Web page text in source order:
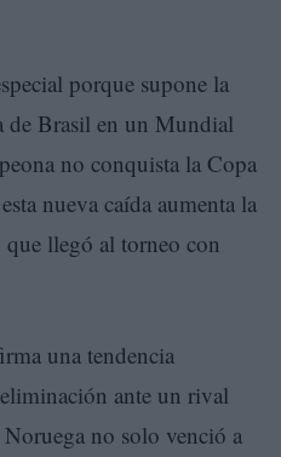
porque supone la
de Brasil en un Mundial
no conquista la Copa
nueva caída aumenta la
llegó al torneo con
una tendencia
ante un rival
no solo venció a